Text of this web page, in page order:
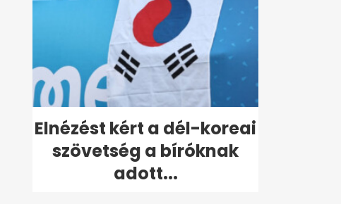
Elnézést kért a dél-koreai
szövetség a bíróknak
adott...